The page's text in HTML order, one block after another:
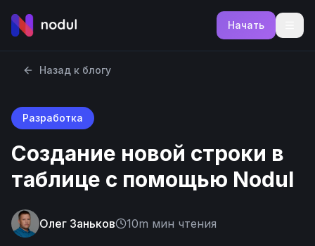
Начать
Назад к блогу
Разработка
Создание новой строки в
таблице с помощью Nodul
Олег Заньков 10m мин чтения